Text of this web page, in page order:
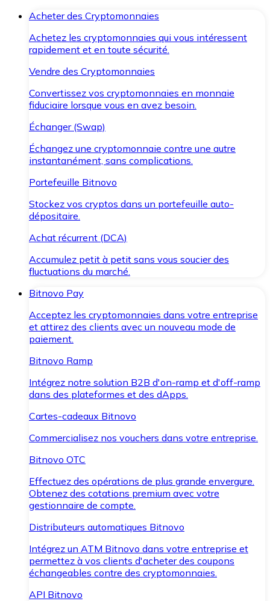
Acheter des Cryptomonnaies
Achetez les cryptomonnaies qui vous intéressent
rapidement et en toute sécurité.
Vendre des Cryptomonnaies
Convertissez vos cryptomonnaies en monnaie
fiduciaire lorsque vous en avez besoin.
Échanger (Swap)
Échangez une cryptomonnaie contre une autre
instantanément, sans complications.
Portefeuille Bitnovo
Stockez vos cryptos dans un portefeuille auto-
dépositaire.
Achat récurrent (DCA)
Accumulez petit à petit sans vous soucier des
fluctuations du marché.
Bitnovo Pay
Acceptez les cryptomonnaies dans votre entreprise
et attirez des clients avec un nouveau mode de
paiement.
Bitnovo Ramp
Intégrez notre solution B2B d'on-ramp et d'off-ramp
dans des plateformes et des dApps.
Cartes-cadeaux Bitnovo
Commercialisez nos vouchers dans votre entreprise.
Bitnovo OTC
Effectuez des opérations de plus grande envergure.
Obtenez des cotations premium avec votre
gestionnaire de compte.
Distributeurs automatiques Bitnovo
Intégrez un ATM Bitnovo dans votre entreprise et
permettez à vos clients d'acheter des coupons
échangeables contre des cryptomonnaies.
API Bitnovo